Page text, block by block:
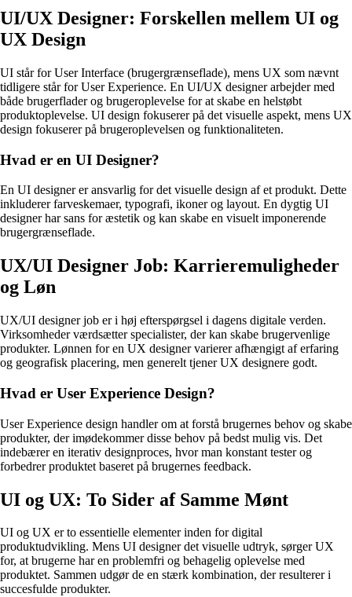
UI/UX Designer: Forskellen mellem UI og
UX Design
UI står for User Interface (brugergrænseflade), mens UX som nævnt
tidligere står for User Experience. En UI/UX designer arbejder med
både brugerflader og brugeroplevelse for at skabe en helstøbt
produktoplevelse. UI design fokuserer på det visuelle aspekt, mens UX
design fokuserer på brugeroplevelsen og funktionaliteten.
Hvad er en UI Designer?
En UI designer er ansvarlig for det visuelle design af et produkt. Dette
inkluderer farveskemaer, typografi, ikoner og layout. En dygtig UI
designer har sans for æstetik og kan skabe en visuelt imponerende
brugergrænseflade.
UX/UI Designer Job: Karrieremuligheder
og Løn
UX/UI designer job er i høj efterspørgsel i dagens digitale verden.
Virksomheder værdsætter specialister, der kan skabe brugervenlige
produkter. Lønnen for en UX designer varierer afhængigt af erfaring
og geografisk placering, men generelt tjener UX designere godt.
Hvad er User Experience Design?
User Experience design handler om at forstå brugernes behov og skabe
produkter, der imødekommer disse behov på bedst mulig vis. Det
indebærer en iterativ designproces, hvor man konstant tester og
forbedrer produktet baseret på brugernes feedback.
UI og UX: To Sider af Samme Mønt
UI og UX er to essentielle elementer inden for digital
produktudvikling. Mens UI designer det visuelle udtryk, sørger UX
for, at brugerne har en problemfri og behagelig oplevelse med
produktet. Sammen udgør de en stærk kombination, der resulterer i
succesfulde produkter.